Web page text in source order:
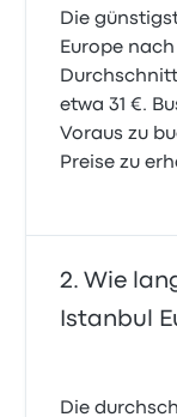
Die
Europe
etwa 31 €.
Voraus zu
Preise zu
Wie
Istanbul
Die